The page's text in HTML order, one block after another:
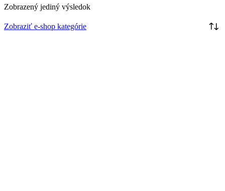
Zobrazený jediný výsledok
Zobraziť e-shop kategórie